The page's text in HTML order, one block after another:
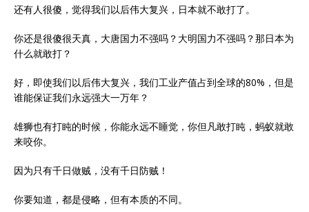
还有人很傻，觉得我们以后伟大复兴，日本就不敢打了。
你还是很傻很天真，大唐国力不强吗？大明国力不强吗？那日本为
什么就敢打？
好，即使我们以后伟大复兴，我们工业产值占到全球的80%，但是
谁能保证我们永远强大一万年？
雄狮也有打盹的时候，你能永远不睡觉，你但凡敢打盹，蚂蚁就敢
来咬你。
因为只有千日做贼，没有千日防贼！
你要知道，都是侵略，但有本质的不同。